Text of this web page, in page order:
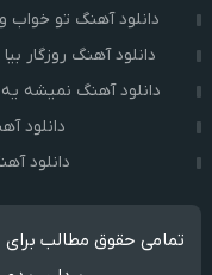
دانلود آهنگ تو خواب
دانلود آهنگ روزگار
دانلود آهنگ نمیشه
دانلود
دانلود
تمامی حقوق مطالب